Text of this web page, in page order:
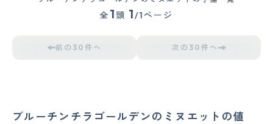
全 1 頭 1/1ページ
前の30件へ 次の30件へ
ブルーチンチラゴールデンのミヌエットの値